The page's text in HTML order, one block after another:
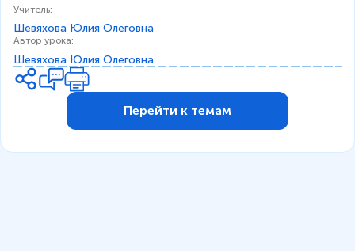
Учитель:
Шевяхова Юлия Олеговна
Автор урока:
Шевяхова Юлия Олеговна
Перейти к темам